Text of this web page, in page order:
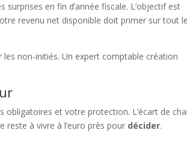
en fin d’année fiscale. L’objectif est
revenu net disponible doit primer sur tout le
non-initiés. Un expert comptable création
et votre protection. L’écart de
à vivre à l’euro près pour décider.